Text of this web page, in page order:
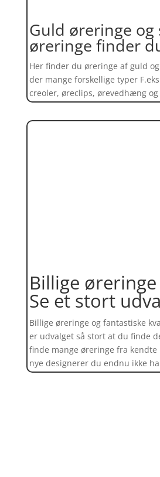
Guld øreringe og
øreringe finder
Her finder du øreringe af guld
der mange forskellige typer
creoler, øreclips, ørevedhæng
Billige
Se et stort
Billige øreringe og fantastiske
er udvalget så stort at du finde
finde mange øreringe fra
nye designerer du endnu ikke